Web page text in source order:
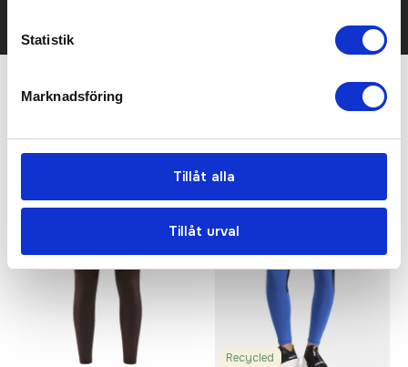
Statistik
Marknadsföring
Tillåt alla
Tillåt urval
Relaterade produkter
Recycled